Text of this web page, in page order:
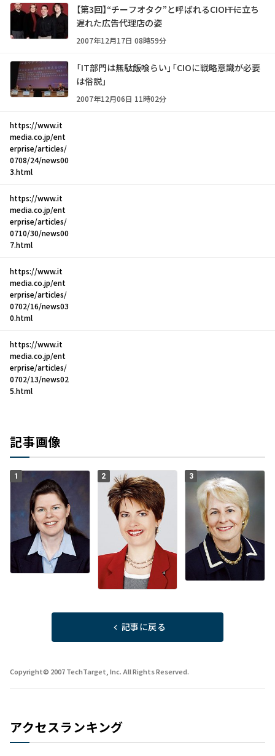
【第3回】“チーフオタク”と呼ばれるCIO――ITに立ち
遅れた広告代理店の姿
2007年12月17日 08時59分
「IT部門は無駄飯喰らい」「CIOに戦略意識が必要
は俗説」
2007年12月06日 11時02分
https://www.it
media.co.jp/ent
erprise/articles/
0708/24/news00
3.html
https://www.it
media.co.jp/ent
erprise/articles/
0710/30/news00
7.html
https://www.it
media.co.jp/ent
erprise/articles/
0702/16/news03
0.html
https://www.it
media.co.jp/ent
erprise/articles/
0702/13/news02
5.html
記事画像
1 2 3
記事に戻る
Copyright© 2007 TechTarget, Inc. All Rights Reserved.
アクセスランキング